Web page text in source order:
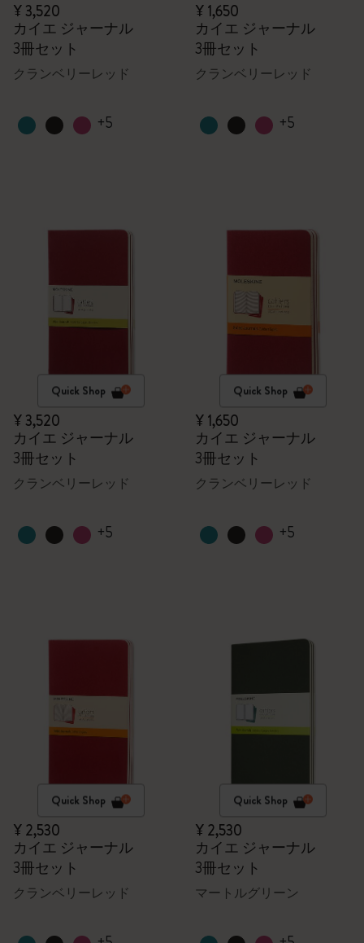
¥ 3,520
カイエ ジャーナル
3冊セット
クランベリーレッド
+5
¥ 1,650
カイエ ジャーナル
3冊セット
クランベリーレッド
+5
Quick Shop
¥ 3,520
カイエ ジャーナル
3冊セット
クランベリーレッド
+5
Quick Shop
¥ 1,650
カイエ ジャーナル
3冊セット
クランベリーレッド
+5
Quick Shop
¥ 2,530
カイエ ジャーナル
3冊セット
クランベリーレッド
Quick Shop
¥ 2,530
カイエ ジャーナル
3冊セット
マートルグリーン